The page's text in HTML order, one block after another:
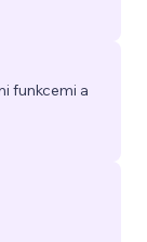
funkcemi a